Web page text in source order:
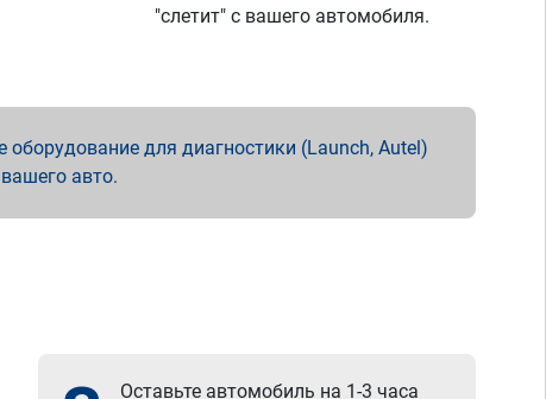
"слетит" с вашего автомобиля.
для диагностики (Launch, Autel)
авто.
Оставьте автомобиль на 1-3 часа